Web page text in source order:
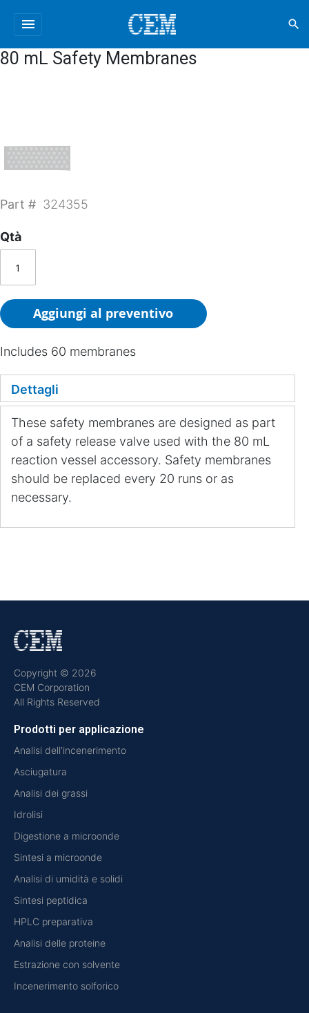
menu search
80 mL Safety Membranes
Part # 324355
Qtà
Aggiungi al preventivo
Includes 60 membranes
Dettagli
These safety membranes are designed as part
of a safety release valve used with the 80 mL
reaction vessel accessory. Safety membranes
should be replaced every 20 runs or as
necessary.
Copyright © 2026
CEM Corporation
All Rights Reserved
Prodotti per applicazione
Analisi dell'incenerimento
Asciugatura
Analisi dei grassi
Idrolisi
Digestione a microonde
Sintesi a microonde
Analisi di umidità e solidi
Sintesi peptidica
HPLC preparativa
Analisi delle proteine
Estrazione con solvente
Incenerimento solforico